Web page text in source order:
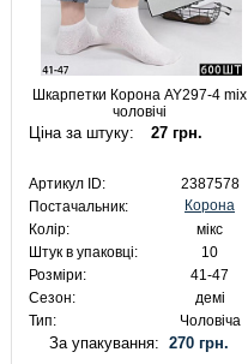
Шкарпетки Корона AY297-4 mix
чоловічі
Ціна за штуку: 27 грн.
Артикул ID:
2387578
Постачальник:
Корона
Колір:
мікс
Штук в упаковці:
10
Розміри:
41-47
Сезон:
демі
Тип:
Чоловіча
За упакування:270 грн.